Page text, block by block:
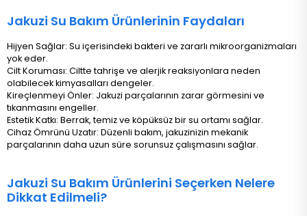
Jakuzi Su Bakım Ürünlerinin Faydaları
Hijyen Sağlar: Su içerisindeki bakteri ve zararlı mikroorganizmaları
yok eder.
Cilt Koruması: Ciltte tahrişe ve alerjik reaksiyonlara neden
olabilecek kimyasalları dengeler.
Kireçlenmeyi Önler: Jakuzi parçalarının zarar görmesini ve
tıkanmasını engeller.
Estetik Katkı: Berrak, temiz ve köpüksüz bir su ortamı sağlar.
Cihaz Ömrünü Uzatır: Düzenli bakım, jakuzinizin mekanik
parçalarının daha uzun süre sorunsuz çalışmasını sağlar.
Jakuzi Su Bakım Ürünlerini Seçerken Nelere
Dikkat Edilmeli?